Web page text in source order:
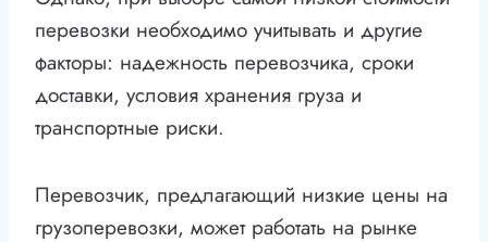
перевозки необходимо учитывать и другие
факторы: надежность перевозчика, сроки
доставки, условия хранения груза и
транспортные риски.
Перевозчик, предлагающий низкие цены на
грузоперевозки, может работать на рынке